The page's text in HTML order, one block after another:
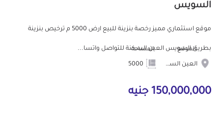
السويس
موقع استثماري مميز رخصة بنزينة للبيع ارض 5000 م ترخيص بنزينة
بطريق السويس العين السخنة للتواصل واتسا...
الموقع
العين السخنة
المساحة
150,000,000 جنيه